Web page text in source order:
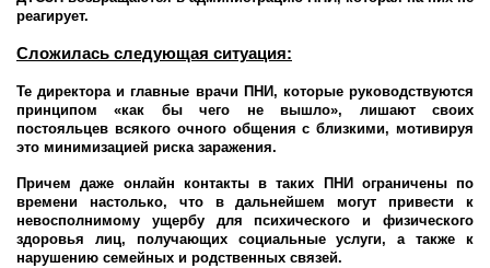
реагирует.
Сложилась следующая ситуация:
Те директора и главные врачи ПНИ, которые руководствуются
принципом «как бы чего не вышло», лишают своих
постояльцев всякого очного общения с близкими, мотивируя
это минимизацией риска заражения.
Причем даже онлайн контакты в таких ПНИ ограничены по
времени настолько, что в дальнейшем могут привести к
невосполнимому ущербу для психического и физического
здоровья лиц, получающих социальные услуги, а также к
нарушению семейных и родственных связей.